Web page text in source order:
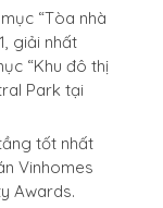
“Tòa nhà
giải nhất
“Khu đô thị
Park tại
tốt nhất
Vinhomes
Awards.